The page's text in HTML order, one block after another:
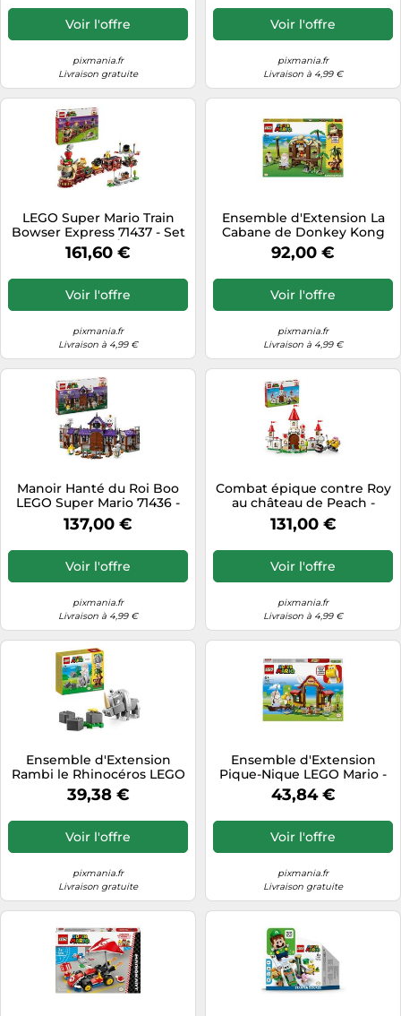
Voir l'offre
pixmania.fr
Livraison gratuite
Voir l'offre
pixmania.fr
Livraison à 4,99 €
LEGO Super Mario Train
Bowser Express 71437 - Set
d'Aventure Épique
161,60 €
Voir l'offre
pixmania.fr
Livraison à 4,99 €
Ensemble d'Extension La
Cabane de Donkey Kong
LEGO Super Mario (71424)
92,00 €
Voir l'offre
pixmania.fr
Livraison à 4,99 €
Manoir Hanté du Roi Boo
LEGO Super Mario 71436 -
Aventure Fantomatique
137,00 €
Voir l'offre
pixmania.fr
Livraison à 4,99 €
Combat épique contre Roy
au château de Peach -
LEGO Super Mario 71435
131,00 €
Voir l'offre
pixmania.fr
Livraison à 4,99 €
Ensemble d'Extension
Rambi le Rhinocéros LEGO
Super Mario 71420
39,38 €
Voir l'offre
pixmania.fr
Livraison gratuite
Ensemble d'Extension
Pique-Nique LEGO Mario -
71422
43,84 €
Voir l'offre
pixmania.fr
Livraison gratuite